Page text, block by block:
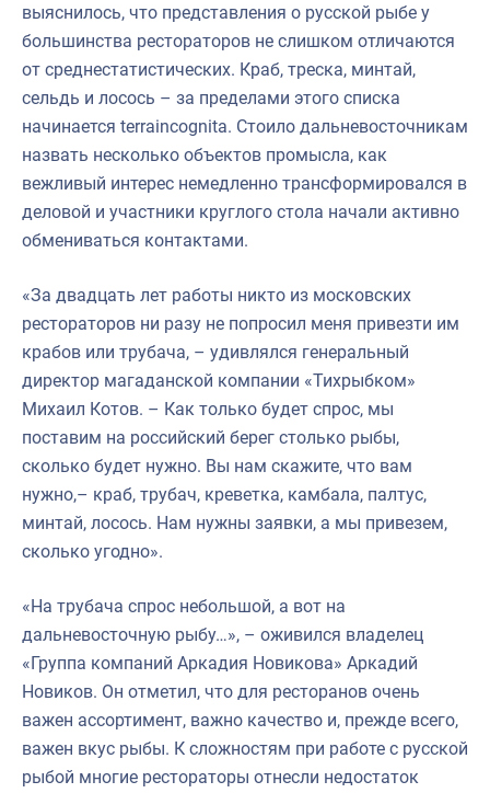
выяснилось, что представления о русской рыбе у
большинства рестораторов не слишком отличаются
от среднестатистических. Краб, треска, минтай,
сельдь и лосось – за пределами этого списка
начинается terraincognita. Стоило дальневосточникам
назвать несколько объектов промысла, как
вежливый интерес немедленно трансформировался в
деловой и участники круглого стола начали активно
обмениваться контактами.
«За двадцать лет работы никто из московских
рестораторов ни разу не попросил меня привезти им
крабов или трубача, – удивлялся генеральный
директор магаданской компании «Тихрыбком»
Михаил Котов. – Как только будет спрос, мы
поставим на российский берег столько рыбы,
сколько будет нужно. Вы нам скажите, что вам
нужно,– краб, трубач, креветка, камбала, палтус,
минтай, лосось. Нам нужны заявки, а мы привезем,
сколько угодно».
«На трубача спрос небольшой, а вот на
дальневосточную рыбу…», – оживился владелец
«Группа компаний Аркадия Новикова» Аркадий
Новиков. Он отметил, что для ресторанов очень
важен ассортимент, важно качество и, прежде всего,
важен вкус рыбы. К сложностям при работе с русской
рыбой многие рестораторы отнесли недостаток